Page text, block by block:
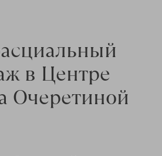
в Центре
Очеретиной